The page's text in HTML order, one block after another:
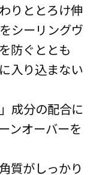
りととろけ伸
シーリングヴ
防ぐととも
入り込まない
成分の配合に
ンオーバーを
質がしっかり